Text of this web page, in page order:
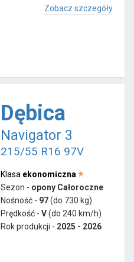
Zobacz szczegóły
Dębica
Navigator 3
215/55 R16 97V
Klasa ekonomiczna
Sezon - opony Całoroczne
Nośność - 97(do 730 kg)
Prędkość - V(do 240 km/h)
Rok produkcji - 2025 - 2026